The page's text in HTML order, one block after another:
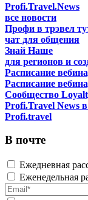
Profi.Travel.News
все новости
Профи в трэвел
чат для общения
Знай Наше
для регионов и
Расписание
Расписание
Сообщество
Profi.Travel News
Profi.travel
В почте
Ежедневная
Еженедельная